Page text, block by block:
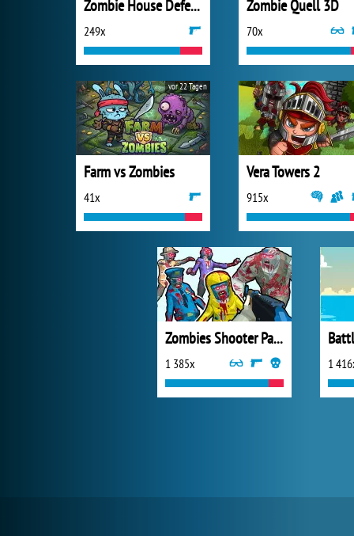
Zombie House Defense
249x
Zombie Quell 3D
70x
Farm vs Zombies
41x
vor 22 Tagen
Vera Towers 2
915x
Zombies Shooter Part 1
1 385x 1